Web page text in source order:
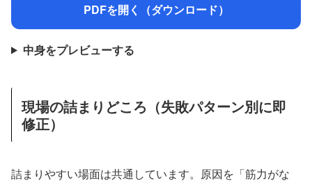
PDFを開く（ダウンロード）
中身をプレビューする
現場の詰まりどころ（失敗パターン別に即
修正）
詰まりやすい場面は共通しています。原因を「筋力がな